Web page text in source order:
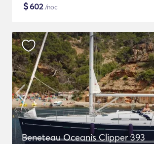
$602/noc
Beneteau Oceanis Clipper 393